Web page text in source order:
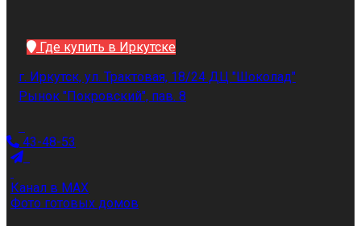
Где купить в Иркутске
г. Иркутск, ул. Трактовая, 18/24 ДЦ "Шоколад"
Рынок "Покровский", пав. 8
43-48-53
Канал в MAX
Фото готовых домов